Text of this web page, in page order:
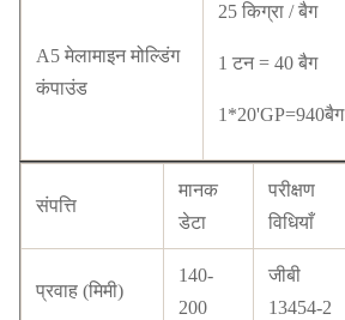
A5 मेलामाइन मोल्डिंग
कंपाउंड
25 किग्रा / बैग
1 टन = 40 बैग
1*20'GP=940बैग
संपत्ति
मानक
डेटा
परीक्षण
विधियाँ
प्रवाह (मिमी)
140-
200
जीबी
13454-2